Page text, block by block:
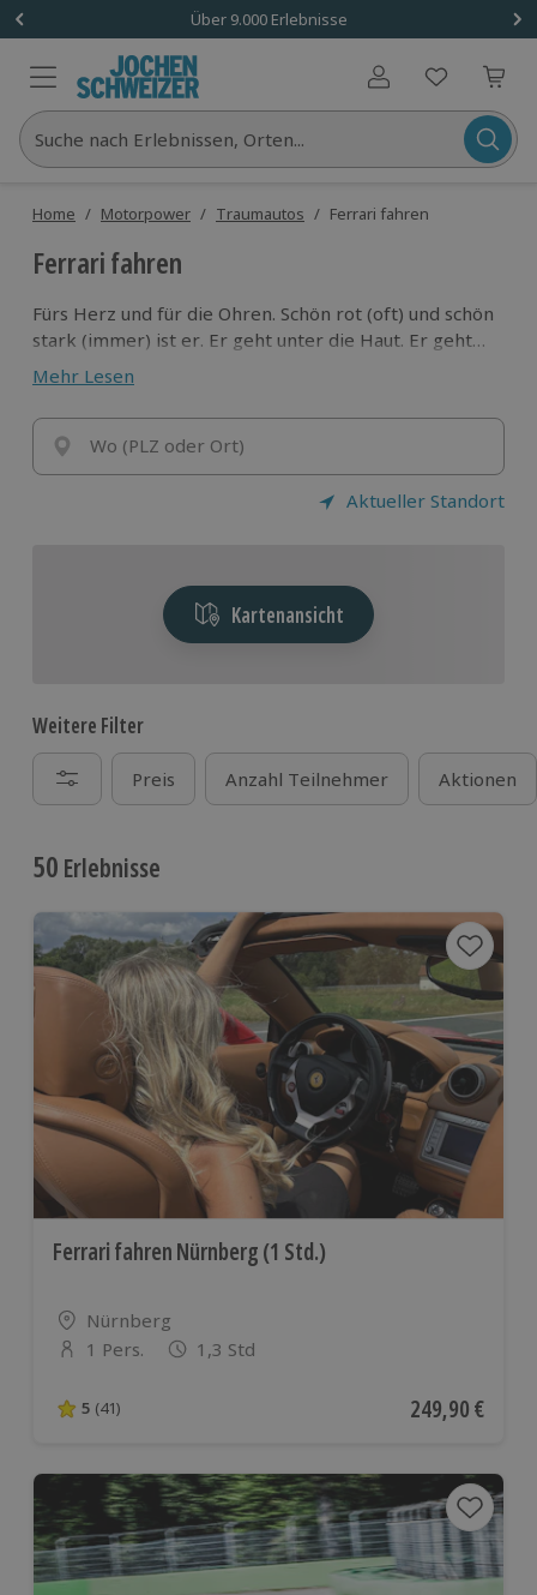
Über 9.000 Erlebnisse
Benutzerkonto
Suche nach Erlebnissen, Orten...
Home / Motorpower / Traumautos / Ferrari fahren
Ferrari fahren
Fürs Herz und für die Ohren. Schön rot (oft) und schön
stark (immer) ist er. Er geht unter die Haut. Er geht
ins Blut. Er geht in die Ohren. Er geht Dreihundert.
Ferrari ist Mythos. Ferrari fahren ist mystisch.
Träume. Dann nimm Platz. Nein, nicht rechts. Du sitzt
links - hier ist der Schlüssel! Einfach tolle
Sportwagenerlebnisse für jeden Typ!
Mehr Lesen
Wo (PLZ oder Ort)
Aktueller Standort
Kartenansicht
Weitere Filter
Preis Anzahl Teilnehmer Aktionen
50 Erlebnisse
Ferrari fahren Nürnberg (1 Std.)
Standort
Nürnberg
Anzahl der Teilnehmer
1 Pers. 1,3 Std
5 von 5 Sternen basierend auf 41 Bewertungen
5 (41) Aktueller Preis
249,90 €